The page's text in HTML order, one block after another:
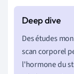
Des études
scan corporel
l'hormone du